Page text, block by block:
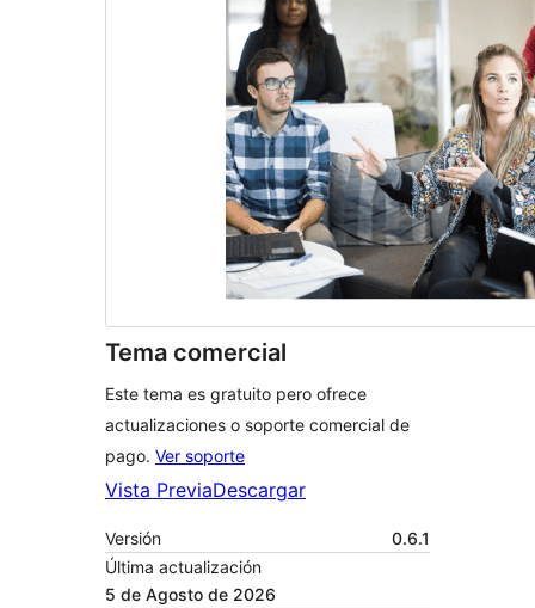
Tema comercial
Este tema es gratuito pero ofrece
actualizaciones o soporte comercial de
pago. Ver soporte
Vista PreviaDescargar
Versión
0.6.1
Última actualización
5 de Agosto de 2026